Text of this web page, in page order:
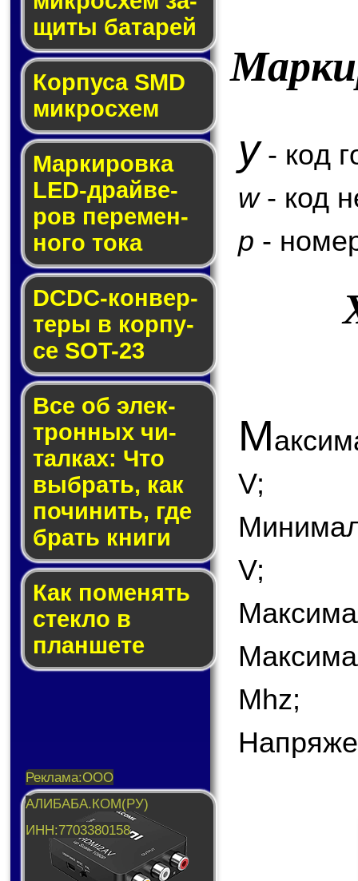
щи­ты ба­та­рей
Корпуса SMD
мик­ро­схем
Маркировка
LED-драй­ве­
ров пе­ре­мен­
но­го то­ка
DCDC-кон­вер­
те­ры в кор­пу­
се SOT-23
Все об элек­
трон­ных чи­
тал­ках: Что
выб­рать, как
по­чи­нить, где
брать кни­ги
Как по­ме­нять
стек­ло в
планшете
y- код
w- код
p -
М
V;
V;
Mhz;